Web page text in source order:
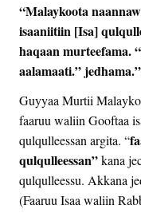
“Malaykoota
isaaniitiin [Isa]
haqaan murteefama.
aalamaati.” jedhama.”
Guyyaa Murtii
faaruu waliin Gooftaa
qulqulleessan argita. “
qulqulleessan”kana
qulqulleessu. Akkana
(Faaruu Isaa waliin